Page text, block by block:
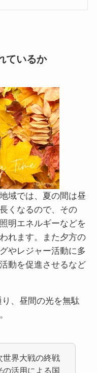
ているか
域では、夏の間は昼
くなるので、その
明エネルギーなどを
れます。また夕方の
やレジャー活動に多
動を促進させるなど
、昼間の光を無駄
世界大戦の終戦
の活用による国